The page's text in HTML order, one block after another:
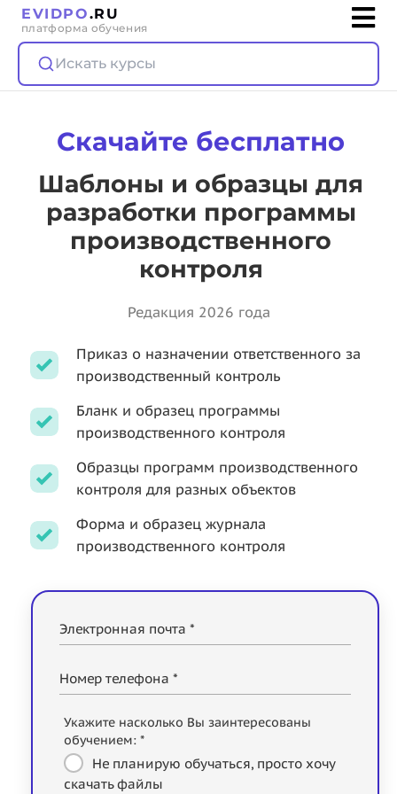
EVIDPO.RU
платформа обучения
Искать курсы
Скачайте бесплатно
Шаблоны и образцы для
разработки программы
производственного
контроля
Редакция 2026 года
Приказ о назначении ответственного за
производственный контроль
Бланк и образец программы
производственного контроля
Образцы программ производственного
контроля для разных объектов
Форма и образец журнала
производственного контроля
Электронная почта *
Номер телефона *
Укажите насколько Вы заинтересованы
обучением: *
Не планирую обучаться, просто хочу
скачать файлы